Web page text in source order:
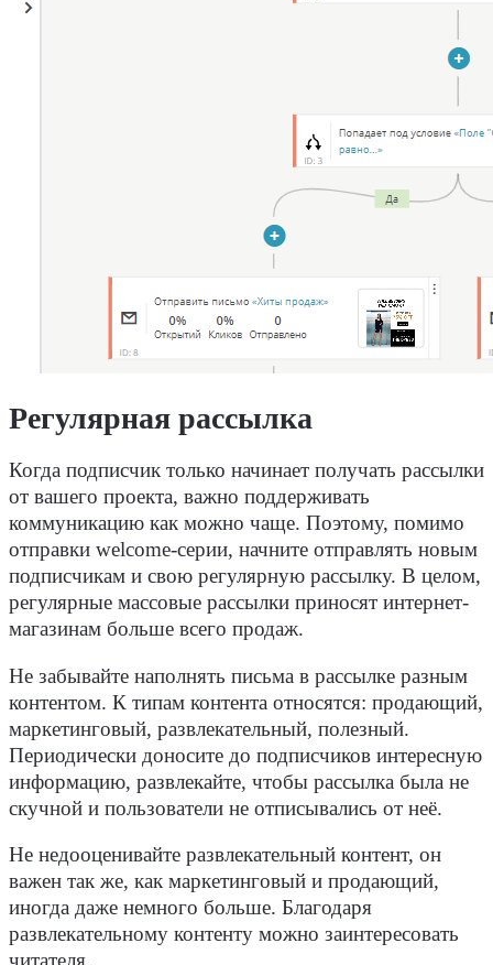
Регулярная рассылка
Когда подписчик только начинает получать рассылки
от вашего проекта, важно поддерживать
коммуникацию как можно чаще. Поэтому, помимо
отправки welcome-серии, начните отправлять новым
подписчикам и свою регулярную рассылку. В целом,
регулярные массовые рассылки приносят интернет-
магазинам больше всего продаж.
Не забывайте наполнять письма в рассылке разным
контентом. К типам контента относятся: продающий,
маркетинговый, развлекательный, полезный.
Периодически доносите до подписчиков интересную
информацию, развлекайте, чтобы рассылка была не
скучной и пользователи не отписывались от неё.
Не недооценивайте развлекательный контент, он
важен так же, как маркетинговый и продающий,
иногда даже немного больше. Благодаря
развлекательному контенту можно заинтересовать